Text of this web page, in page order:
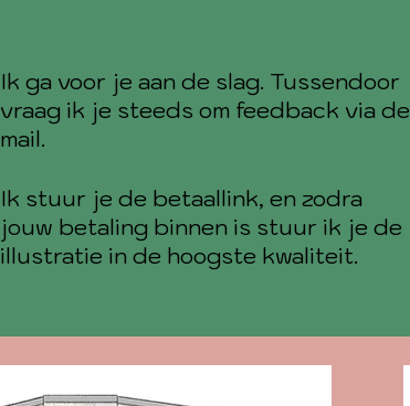
Ik ga voor je aan de slag. Tussendoor
vraag ik je steeds om feedback via de
mail.
Ik stuur je de betaallink, en zodra
jouw betaling binnen is stuur ik je de
illustratie in de hoogste kwaliteit.